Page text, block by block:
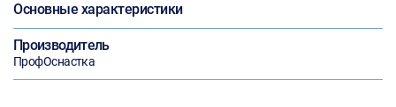
Основные характеристики
Производитель
ПрофОснастка